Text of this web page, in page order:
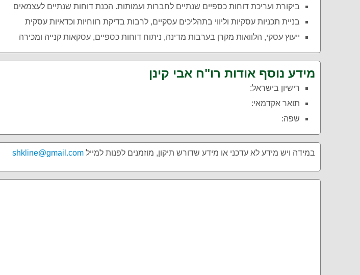
ביקורת ועריכת דוחות כספיים שנתיים לחברות ועמותות. הכנת דוחות שנתיים לעצמאים
בניית תכניות עסקיות וליווי בתהליכים עסקיים, לרבות בדיקת רווחיות וכדאיות עסקית
ייעוץ עסקי, הלוואות מקרן בערבות מדינה, ניתוח דוחות כספיים, עסקאות קנייה ומכירה
מידע נוסף אודות רו"ח אבי קינן
רישיון בישראל:
תואר אקדמאי:
שפה:
במידה ויש מידע לא עדכני או מידע שדורש תיקון, מוזמנים לפנות למייל shkline@gmail.com